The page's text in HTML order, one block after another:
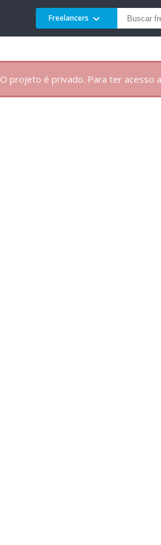
Freelancers
O projeto é privado. Para ter acesso